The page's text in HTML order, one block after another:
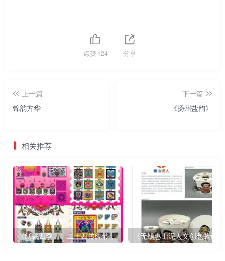
点赞124 分享
上一篇
锦韵方华
下一篇
《扬州盐韵》
相关推荐
《纸裁四季——二十四传统节气文创设计》 《无锡惠山泥人文创包装设